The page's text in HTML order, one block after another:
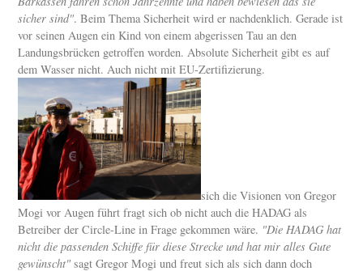
sicher sind". Beim Thema Sicherheit wird er nachdenklich. Gerade ist
vor seinen Augen ein Kind von einem abgerissen Tau an den
Landungsbrücken getroffen worden. Absolute Sicherheit gibt es auf
dem Wasser nicht. Auch nicht mit EU-Zertifizierung.
sich die Visionen von Gregor
Mogi vor Augen führt fragt sich ob nicht auch die HADAG als
Betreiber der Circle-Line in Frage gekommen wäre. "Die HADAG hat
nicht die passenden Schiffe für diese Strecke und hat mir alles Gute
gewünscht" sagt Gregor Mogi und freut sich als sich dann doch